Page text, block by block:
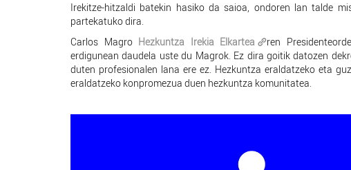
Irekitze-hitzaldi batekin hasiko da saioa, ondoren lan talde
partekatuko dira.
Carlos MagroHezkuntza Irekia Elkartea
ren
erdigunean daudela uste du Magrok. Ez dira goitik datozen
duten profesionalen lana ere ez. Hezkuntza eraldatzeko eta
eraldatzeko konpromezua duen hezkuntza komunitatea.